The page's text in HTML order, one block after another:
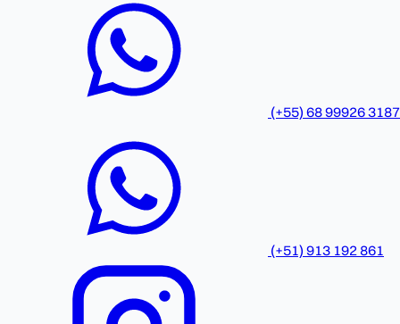
(+55) 68 99926 3187
(+51) 913 192 861